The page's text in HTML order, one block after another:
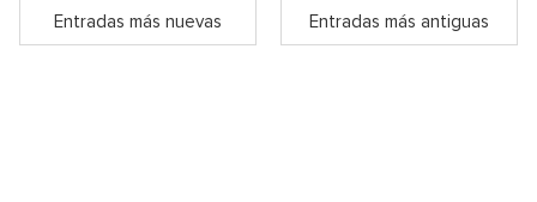
Entradas más nuevas Entradas más antiguas